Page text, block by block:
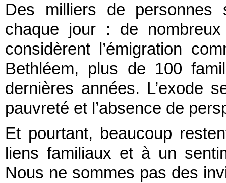
Des milliers de personnes
chaque jour : de
considèrent l’émigration
Bethléem, plus de 100
dernières années. L’exode
pauvreté et l’absence de
Et pourtant, beaucoup
liens familiaux et à un
Nous ne sommes pas des